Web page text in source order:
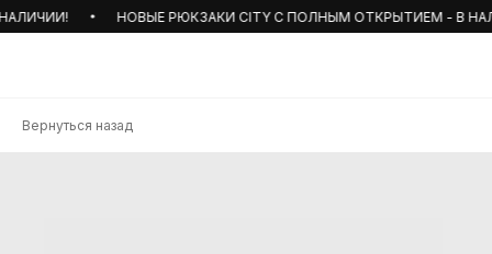
НОВЫЕ РЮКЗАКИ CITY С ПОЛНЫМ ОТКРЫТИЕМ - В
Вернуться назад